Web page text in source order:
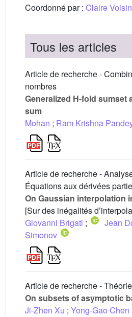
Coordonné par : Claire Voisin
Tous les articles
Article de recherche -
nombres
Generalized H-fold sumset
sum
Mohan ; Ram Krishna
Article de recherche -
Équations aux dérivées
On Gaussian interpolation
[Sur des inégalités
Giovanni Brigati ; Jean
Simonov
Article de recherche -
On subsets of asymptotic
Ji-Zhen Xu ; Yong-Gao Chen